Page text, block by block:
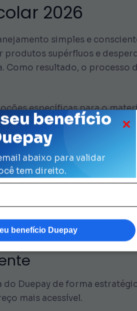
benefício
abaixo para validar
tem direito.
benefício Duepay
2026
simples e
produtos supérfluos e
resultado, o processo
específicas para o
canetas e outros
levar artigos pouco duráveis
e, se possível, peça
oKit Ensino Fundamental
Caso precise de itens
do que o necessário e, ao
do Duepay de forma
mais acessível.